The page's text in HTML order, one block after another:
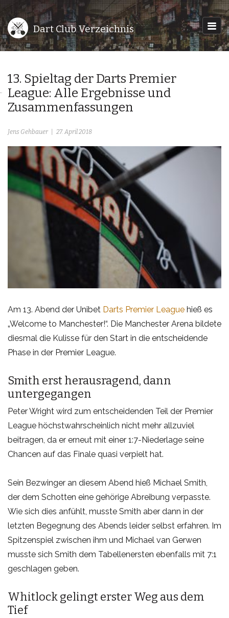
Dart Club Verzeichnis
13. Spieltag der Darts Premier
League: Alle Ergebnisse und
Zusammenfassungen
Jens Gehbauer 27. April 2018
Am 13. Abend der Unibet Darts Premier League hieß es
„Welcome to Manchester!“. Die Manchester Arena bildete
diesmal die Kulisse für den Start in die entscheidende
Phase in der Premier League.
Smith erst herausragend, dann
untergegangen
Peter Wright wird zum entscheidenden Teil der Premier
League höchstwahrscheinlich nicht mehr allzuviel
beitragen, da er erneut mit einer 1:7-Niederlage seine
Chancen auf das Finale quasi verpielt hat.
Sein Bezwinger an diesem Abend hieß Michael Smith,
der dem Schotten eine gehörige Abreibung verpasste.
Wie sich dies anfühlt, musste Smith aber dann in der
letzten Begegnung des Abends leider selbst erfahren. Im
Spitzenspiel zwischen ihm und Michael van Gerwen
musste sich Smith dem Tabellenersten ebenfalls mit 7:1
geschlagen geben.
Whitlock gelingt erster Weg aus dem
Tief